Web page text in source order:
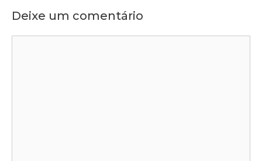
Deixe um comentário